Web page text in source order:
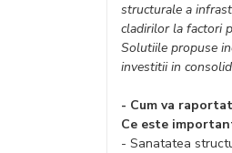
structurale a
cladirilor la factori
Solutiile propuse
investitii in
- Cum va
Ce este
- Sanatatea